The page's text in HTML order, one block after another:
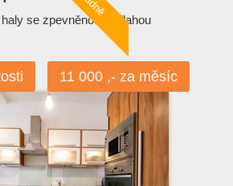
se zpevněnou podlahou
11 000 ,- za měsíc